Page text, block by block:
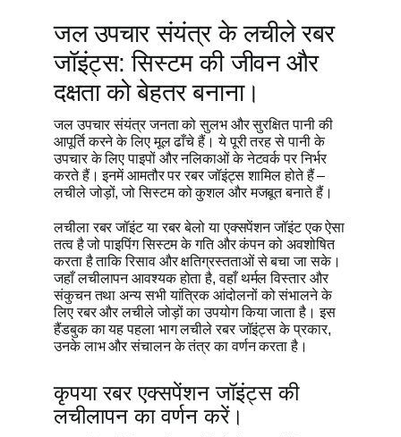
जल उपचार संयंत्र के लचीले रबर
जॉइंट्स: सिस्टम की जीवन और
दक्षता को बेहतर बनाना।
जल उपचार संयंत्र जनता को सुलभ और सुरक्षित पानी की
आपूर्ति करने के लिए मूल ढाँचे हैं। ये पूरी तरह से पानी के
उपचार के लिए पाइपों और नलिकाओं के नेटवर्क पर निर्भर
करते हैं। इनमें आमतौर पर रबर जॉइंट्स शामिल होते हैं –
लचीले जोड़ों, जो सिस्टम को कुशल और मजबूत बनाते हैं।
लचीला रबर जॉइंट या रबर बेलो या एक्सपेंशन जॉइंट एक ऐसा
तत्व है जो पाइपिंग सिस्टम के गति और कंपन को अवशोषित
करता है ताकि रिसाव और क्षतिग्रस्तताओं से बचा जा सके।
जहाँ लचीलापन आवश्यक होता है, वहाँ थर्मल विस्तार और
संकुचन तथा अन्य सभी यांत्रिक आंदोलनों को संभालने के
लिए रबर और लचीले जोड़ों का उपयोग किया जाता है। इस
हैंडबुक का यह पहला भाग लचीले रबर जॉइंट्स के प्रकार,
उनके लाभ और संचालन के तंत्र का वर्णन करता है।
कृपया रबर एक्सपेंशन जॉइंट्स की
लचीलापन का वर्णन करें।